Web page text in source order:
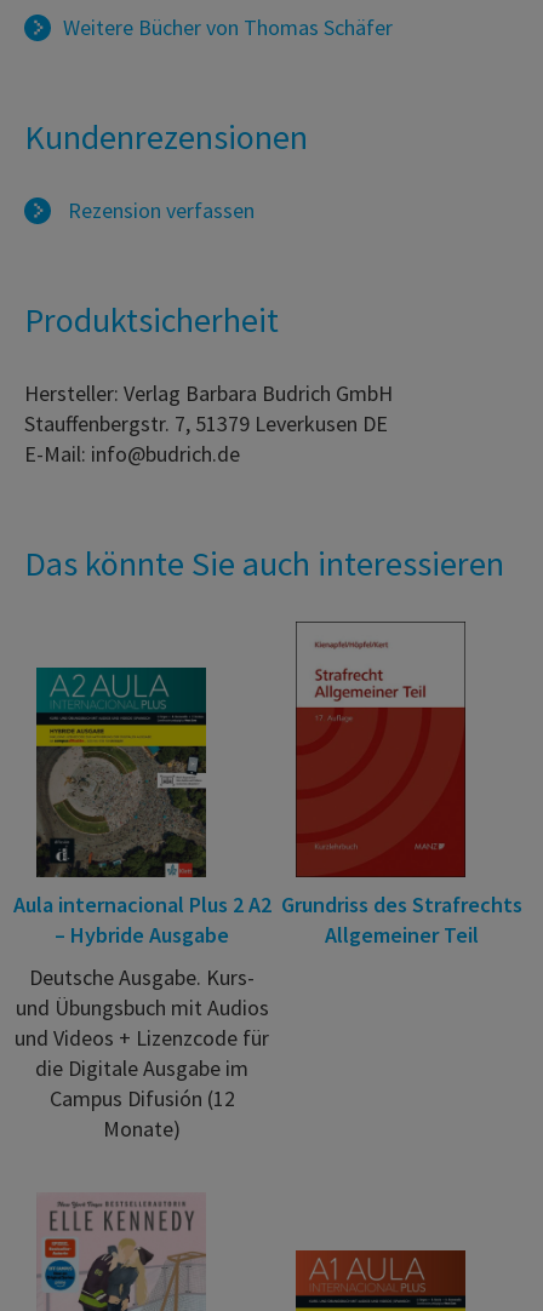
Weitere Bücher von Thomas Schäfer
Kundenrezensionen
Rezension verfassen
Produktsicherheit
Hersteller: Verlag Barbara Budrich GmbH
Stauffenbergstr. 7, 51379 Leverkusen DE
E-Mail: info@budrich.de
Das könnte Sie auch interessieren
Aula internacional Plus 2 A2
– Hybride Ausgabe
Deutsche Ausgabe. Kurs-
und Übungsbuch mit Audios
und Videos + Lizenzcode für
die Digitale Ausgabe im
Campus Difusión (12
Monate)
Grundriss des Strafrechts
Allgemeiner Teil